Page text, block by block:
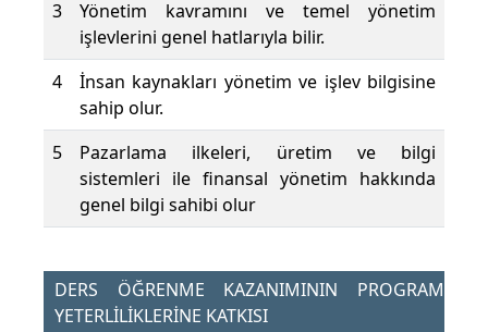
3
Yönetim kavramını ve temel yönetim
işlevlerini genel hatlarıyla bilir.
4
İnsan kaynakları yönetim ve işlev bilgisine
sahip olur.
5
Pazarlama ilkeleri, üretim ve bilgi
sistemleri ile finansal yönetim hakkında
genel bilgi sahibi olur
DERS ÖĞRENME KAZANIMININ PROGRAM
YETERLİLİKLERİNE KATKISI